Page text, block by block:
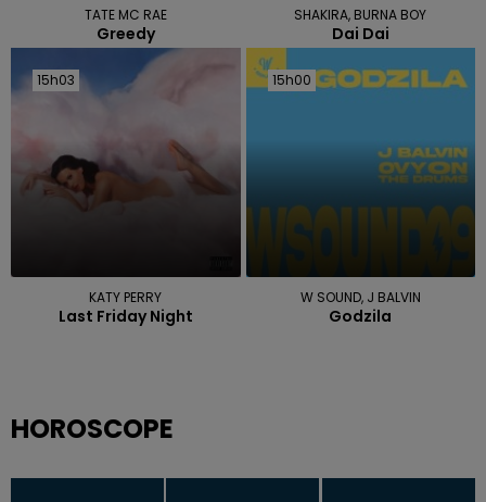
TATE MC RAE
Greedy
SHAKIRA, BURNA BOY
Dai Dai
15h03
15h03
KATY PERRY
Last Friday Night
15h00
15h00
W SOUND, J BALVIN
Godzila
HOROSCOPE